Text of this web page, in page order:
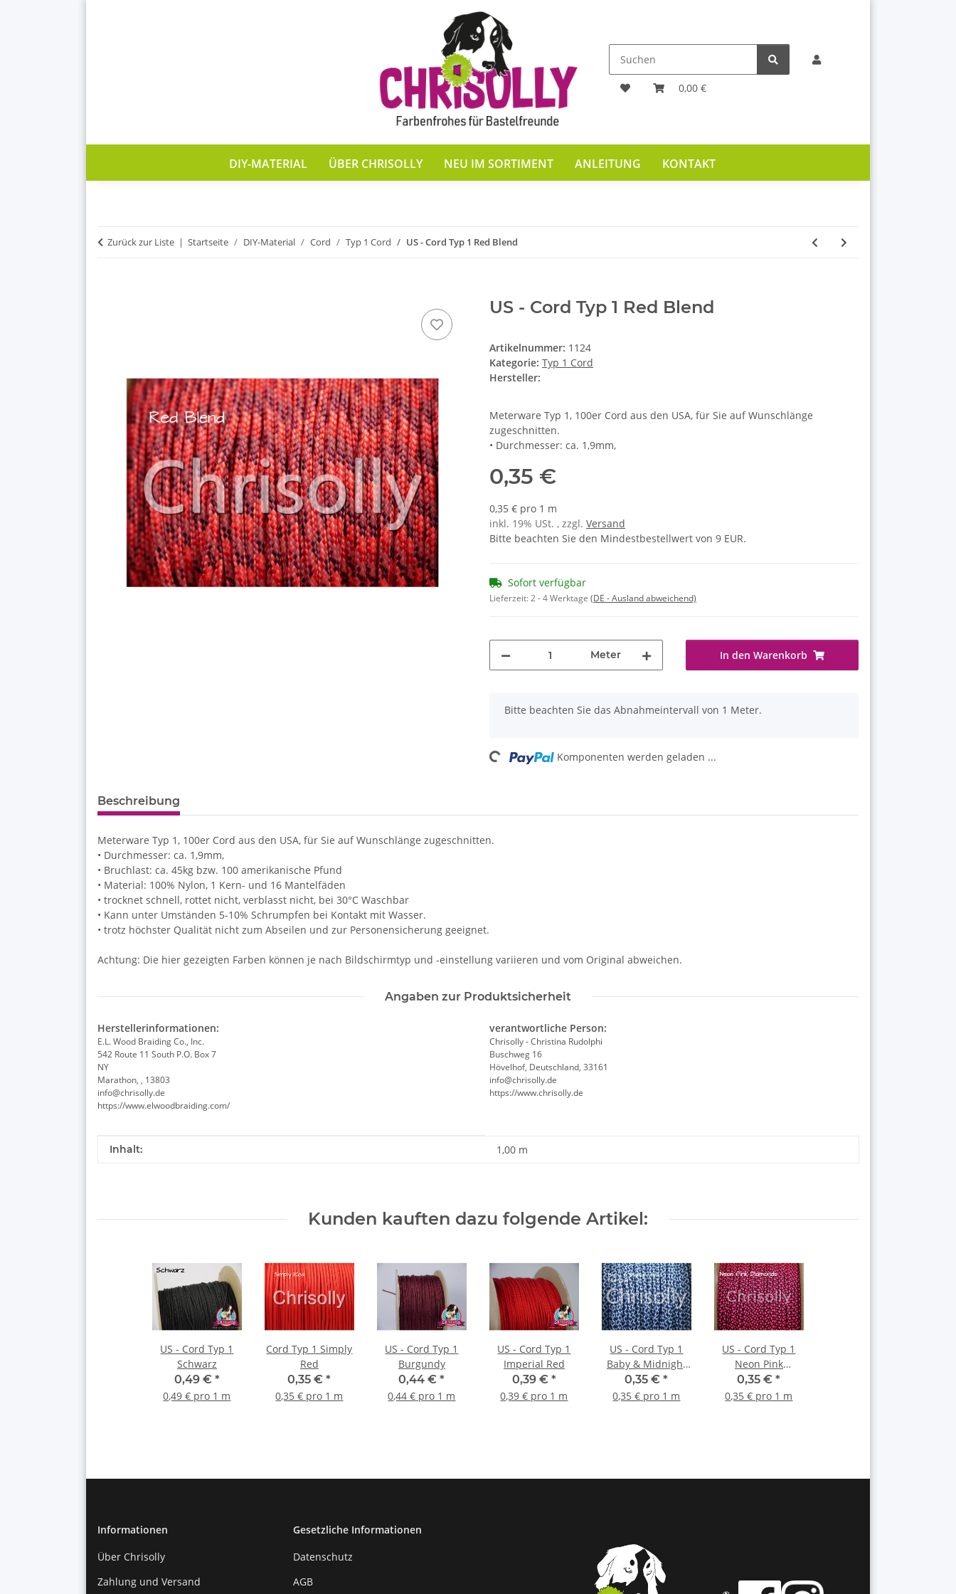
0,00 €
DIY-MATERIAL ÜBER CHRISOLLY NEU IM SORTIMENT ANLEITUNG KONTAKT
Zurück zur Liste Startseite DIY-Material Cord Typ 1 Cord US - Cord Typ 1 Red Blend
US - Cord Typ 1 Red Blend
Artikelnummer: 1124
Kategorie: Typ 1 Cord
Hersteller:
Meterware Typ 1, 100er Cord aus den USA, für Sie auf Wunschlänge
zugeschnitten.
• Durchmesser: ca. 1,9mm,
0,35 €
0,35 € pro 1 m
inkl. 19% USt. , zzgl. Versand
Bitte beachten Sie den Mindestbestellwert von 9 EUR.
Sofort verfügbar
Lieferzeit:2 - 4 Werktage (DE - Ausland abweichend)
Meter In den Warenkorb
x
Bitte beachten Sie das Abnahmeintervall von 1 Meter.
Loading... Komponenten werden geladen ...
Beschreibung
Meterware Typ 1, 100er Cord aus den USA, für Sie auf Wunschlänge zugeschnitten.
• Durchmesser: ca. 1,9mm,
• Bruchlast: ca. 45kg bzw. 100 amerikanische Pfund
• Material: 100% Nylon, 1 Kern- und 16 Mantelfäden
• trocknet schnell, rottet nicht, verblasst nicht, bei 30°C Waschbar
• Kann unter Umständen 5-10% Schrumpfen bei Kontakt mit Wasser.
• trotz höchster Qualität nicht zum Abseilen und zur Personensicherung geeignet.
Achtung: Die hier gezeigten Farben können je nach Bildschirmtyp und -einstellung variieren und vom Original abweichen.
Angaben zur Produktsicherheit
Herstellerinformationen:
E.L. Wood Braiding Co., Inc.
542 Route 11 South P.O. Box 7
NY
Marathon, , 13803
info@chrisolly.de
https://www.elwoodbraiding.com/
verantwortliche Person:
Chrisolly - Christina Rudolphi
Buschweg 16
Hövelhof, Deutschland, 33161
info@chrisolly.de
https://www.chrisolly.de
Produkteigenschaft
Wert
Inhalt: 1,00 m
Kunden kauften dazu folgende Artikel:
US - Cord Typ 1
Schwarz
0,49 € *
0,49 € pro 1 m
Cord Typ 1 Simply
Red
0,35 €*
0,35 € pro 1 m
US - Cord Typ 1
Burgundy
0,44 €*
0,44 € pro 1 m
US - Cord Typ 1
Imperial Red
0,39 € *
0,39 € pro 1 m
US - Cord Typ 1
Baby & Midnight
Blue Diamonds
0,35 €*
0,35 € pro 1 m
US - Cord Typ 1
Neon Pink
Diamonds
0,35 €*
0,35 € pro 1 m
Informationen
Über Chrisolly
Zahlung und Versand
Gesetzliche Informationen
Datenschutz
AGB